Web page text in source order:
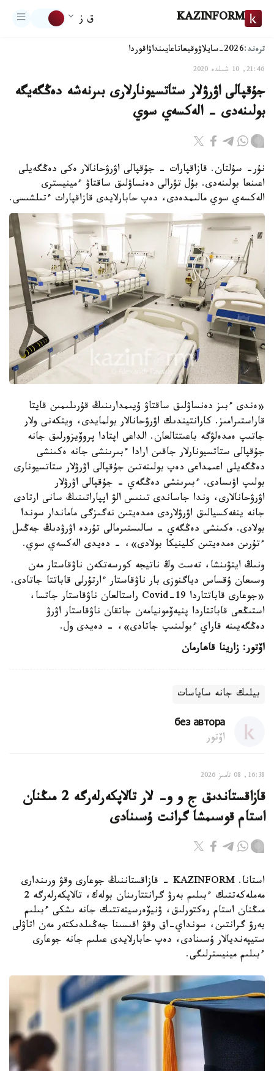
KAZINFORM ق ز
ترەند:2026-سايلاۋ وقيعاتاعايىنداۋاقوردا
21:46, 10 شىلدە 2020
جۇقپالى اۋرۋلار ستاتسيونارلارى بىرنەشە دەڭگەيگە
بولىنەدى - الەكسەي سوي
نۇر- سۇلتان. قازاقپارات - جۇقپالى اۋرۋحانالار ەكى دەڭگەيلى
اعىنعا بولىنەدى. بۇل تۋرالى دەنساۋلىق ساقتاۋ ءمينيسترى
الەكسەي سوي مالىمدەدى، دەپ حابارلايدى قازاقپارات ءتىلشىسى.
«ەندى ءبىز دەنساۋلىق ساقتاۋ ۇيىمدارىنىڭ قۇرىلىمىن قايتا
قاراستىرامىز. كارانتيندىك اۋرۋحانالار بولمايدى، ويتكەنى ولار
جاتىپ ەمدەلۋگە باعىتتالعان. الداعى اپتادا پروۆيزورلىق جانە
جۇقپالى ستاتسيونارلار جاقىن ارادا ءبىرىنشى جانە ەكىنشى
دەڭگەيلى اعىمداعى دەپ بولىنەتىن جۇقپالى اۋرۋلار ستاتسيونارى
بولىپ اۋىسادى. ءبىرىنشى دەڭگەي - جۇقپالى اۋرۋلار
اۋرۋحانالارى، وندا جاساندى تىنىس الۋ اپپاراتىنىڭ سانى ارتادى
جانە ينفەكسيالىق اۋرۋلاردى ەمدەيتىن نەگىزگى ماماندار سوندا
بولادى. ەكىنشى دەڭگەي - سالىستىرمالى تۇردە اۋرۋدىڭ جەڭىل
ءتۇرىن ەمدەيتىن كلينيكا بولادى»، - دەيدى الەكسەي سوي.
ونىڭ ايتۋىنشا، تەست وڭ ناتيجە كورسەتكەن ناۋقاستار مەن
وسىعان ۇقساس دياگنوزى بار ناۋقاستار ءارتۇرلى قاباتتا جاتادى.
«جوعارى قاباتتاردا Covid-19 راستالعان ناۋقاستار جاتسا،
استىڭعى قاباتتاردا پنيەۆمونيامەن جاتقان ناۋقاستار اۋرۋ
دەڭگەيىنە قاراي ءبولىنىپ جاتادى»، - دەيدى ول.
اۆتور: زارينا قاھارمان
بيلىك جانە ساياسات
без автора
اۆتور
16:38, 08 تامىز 2026
قازاقستاندىق ج و و- لار تالاپكەرلەرگە 2 مىڭنان
استام قوسىمشا گرانت ۇسىنادى
استانا. KAZINFORM - قازاقستاننىڭ جوعارى وقۋ ورىندارى
مەملەكەتتىك ءبىلىم بەرۋ گرانتتارىنان بولەك، تالاپكەرلەرگە 2
مىڭنان استام رەكتورلىق، ۋنيۆەرسيتەتتىك جانە ىشكى ءبىلىم
بەرۋ گرانتىن، سونداي-اق وقۋ اقىسىنا جەڭىلدىكتەر مەن اتاۋلى
ستيپەنديالار ۇسىنادى، دەپ حابارلايدى عىلىم جانە جوعارى
ءبىلىم مينيسترلىگى.